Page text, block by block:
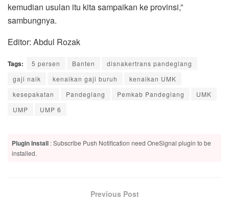
kemudian usulan itu kita sampaikan ke provinsi,”
sambungnya.
Editor: Abdul Rozak
Tags: 5 persen Banten
disnakertrans pandeglang
gaji naik
kenaikan gaji buruh
kenaikan UMK
kesepakatan
Pandeglang Pemkab Pandeglang
UMK
UMP
UMP 6
Plugin Install : Subscribe Push Notification need OneSignal plugin to be
installed.
Previous Post